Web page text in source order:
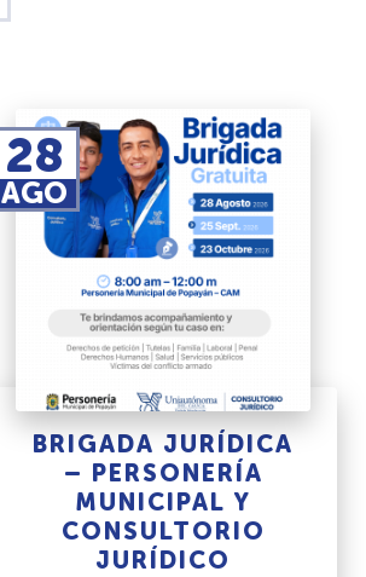
28
AGO
BRIGADA JURÍDICA
– PERSONERÍA
MUNICIPAL Y
CONSULTORIO
JURÍDICO